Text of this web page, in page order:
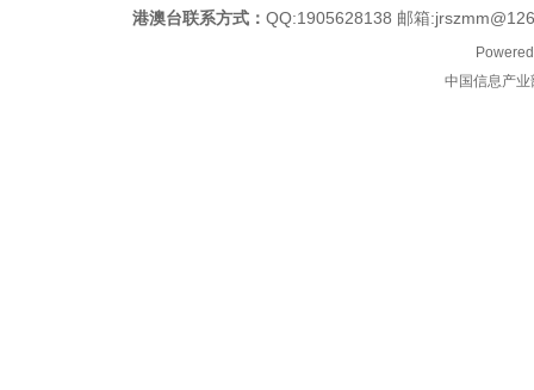
港澳台联系方式： QQ:1905628138 邮箱
中国信息产